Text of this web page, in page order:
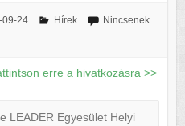
09-24 Hírek
Nincsenek
erre a hivatkozásra >>
LEADER Egyesület Helyi